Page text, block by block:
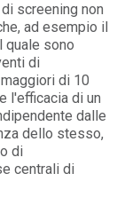
screening non
ad esempio il
quale sono
di
di 10
l'efficacia di un
dalle
dello stesso,
di
centrali di